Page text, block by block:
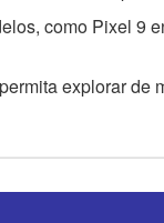
como Pixel 9
explorar de